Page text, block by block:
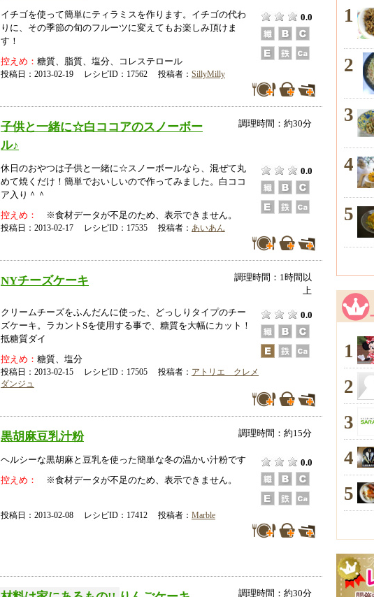
イチゴを使って簡単にティラミスを作ります。イチゴの代わ
りに、その季節の旬のフルーツに変えてもお楽しみ頂けま
す！
0.0
控えめ： 糖質、脂質、塩分、コレステロール
投稿日：2013-02-19 レシピID：17562 投稿者： SillyMilly
子供と一緒に☆白ココアのスノーボー
ル♪
調理時間：約30分
休日のおやつは子供と一緒に☆スノーボールなら、混ぜて丸
めて焼くだけ！簡単でおいしいので作ってみました。白ココ
ア入り＾＾
0.0
控えめ： ※食材データが不足のため、表示できません。
投稿日：2013-02-17 レシピID：17535 投稿者： あいあん
NYチーズケーキ
調理時間：1時間以
上
クリームチーズをふんだんに使った、どっしりタイプのチー
ズケーキ。ラカントSを使用する事で、糖質を大幅にカット！
抵糖質ダイ
0.0
控えめ： 糖質、塩分
投稿日：2013-02-15 レシピID：17505 投稿者： アトリエ クレメ
ダンジュ
黒胡麻豆乳汁粉 調理時間：約15分
ヘルシーな黒胡麻と豆乳を使った簡単な冬の温かい汁粉です
0.0
控えめ：
※食材データが不足のため、表示できません。
投稿日：2013-02-08 レシピID：17412 投稿者： Marble
調理時間：約30分
1
2
3
4
5
1
2
3
4
5